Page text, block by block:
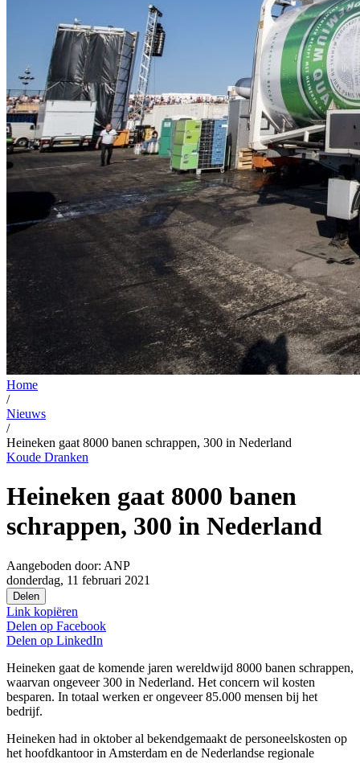
Home
/
Nieuws
/
Heineken gaat 8000 banen schrappen, 300 in Nederland
Koude Dranken
Heineken gaat 8000 banen
schrappen, 300 in Nederland
Aangeboden door: ANP
donderdag, 11 februari 2021
Delen
Link kopiëren
Delen op Facebook
Delen op LinkedIn
Heineken gaat de komende jaren wereldwijd 8000 banen schrappen,
waarvan ongeveer 300 in Nederland. Het concern wil kosten
besparen. In totaal werken er ongeveer 85.000 mensen bij het
bedrijf.
Heineken had in oktober al bekendgemaakt de personeelskosten op
het hoofdkantoor in Amsterdam en de Nederlandse regionale